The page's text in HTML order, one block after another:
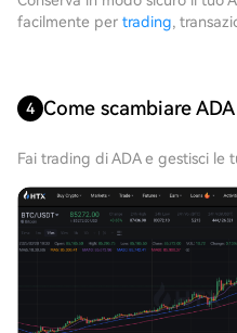
facilmente per trading,
4 Come scambiare ADA
Fai trading di ADA e gestisci le